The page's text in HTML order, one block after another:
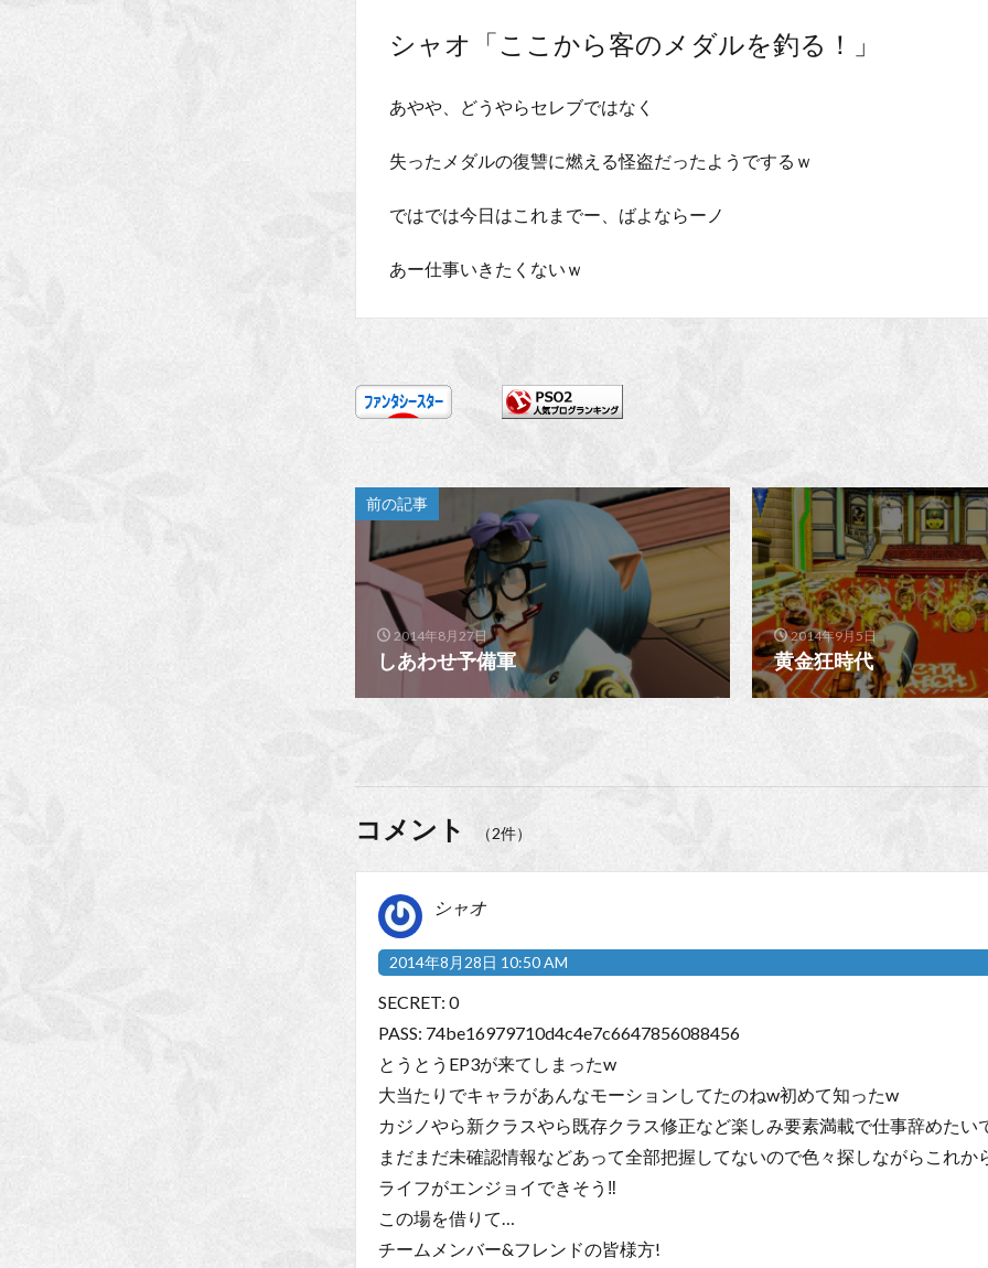
シャオ「ここから客のメダルを釣る！」
あやや、どうやらセレブではなく
失ったメダルの復讐に燃える怪盗だったようでするｗ
ではでは今日はこれまでー、ばよならーノ
あー仕事いきたくないｗ
前の記事
2014年8月27日
しあわせ予備軍
2014年9月5日
黄金狂時代
コメント （2件）
シャオ
2014年8月28日 10:50 AM
SECRET: 0
PASS: 74be16979710d4c4e7c6647856088456
とうとうEP3が来てしまったw
大当たりでキャラがあんなモーションしてたのねw初めて知ったw
カジノやら新クラスやら既存クラス修正など楽しみ要素満載で仕事辞めたい
まだまだ未確認情報などあって全部把握してないので色々探しながらこれか
ライフがエンジョイできそう‼︎
この場を借りて…
チームメンバー&フレンドの皆様方!